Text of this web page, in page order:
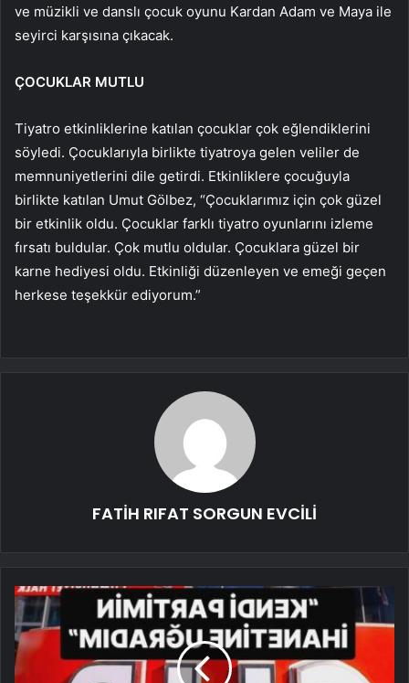
ve müzikli ve danslı çocuk oyunu Kardan Adam ve Maya ile
seyirci karşısına çıkacak.
ÇOCUKLAR MUTLU
Tiyatro etkinliklerine katılan çocuklar çok eğlendiklerini
söyledi. Çocuklarıyla birlikte tiyatroya gelen veliler de
memnuniyetlerini dile getirdi. Etkinliklere çocuğuyla
birlikte katılan Umut Gölbez, “Çocuklarımız için çok güzel
bir etkinlik oldu. Çocuklar farklı tiyatro oyunlarını izleme
fırsatı buldular. Çok mutlu oldular. Çocuklara güzel bir
karne hediyesi oldu. Etkinliği düzenleyen ve emeği geçen
herkese teşekkür ediyorum.”
FATİH RIFAT SORGUN EVCİLİ